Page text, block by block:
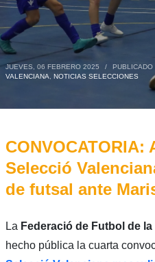
JUEVES, 06 FEBRERO 2025 /
VALENCIANA
NOTICIAS SELECCIONES
Selecció
de futsal ante
La Federació de Futbol de
hecho pública la cuarta